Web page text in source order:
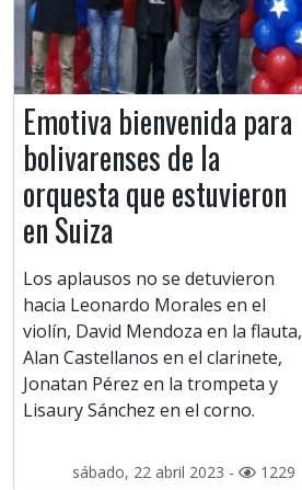
Emotiva bienvenida para
bolivarenses de la
orquesta que estuvieron
en Suiza
Los aplausos no se detuvieron
hacia Leonardo Morales en el
violín, David Mendoza en la flauta,
Alan Castellanos en el clarinete,
Jonatan Pérez en la trompeta y
Lisaury Sánchez en el corno.
sábado, 22 abril 2023 - 1229